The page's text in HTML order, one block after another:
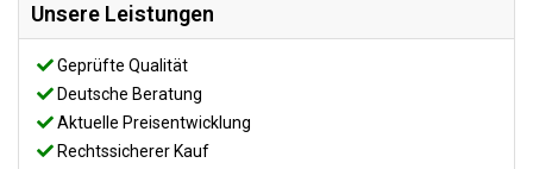
Unsere Leistungen
Geprüfte Qualität
Deutsche Beratung
Aktuelle Preisentwicklung
Rechtssicherer Kauf